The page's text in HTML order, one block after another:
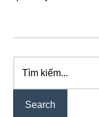
Primary
Sidebar
kiếm...